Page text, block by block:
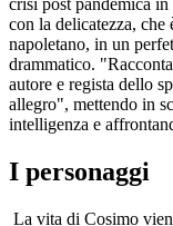
crisi post pandemica
con la delicatezza,
napoletano, in un
drammatico.
autore e regista dello
allegro", mettendo in
intelligenza e
I personaggi
La vita di Cosimo